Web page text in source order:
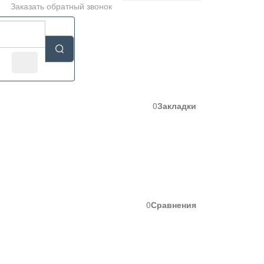
Заказать обратный звонок
0Закладки
0Сравнения